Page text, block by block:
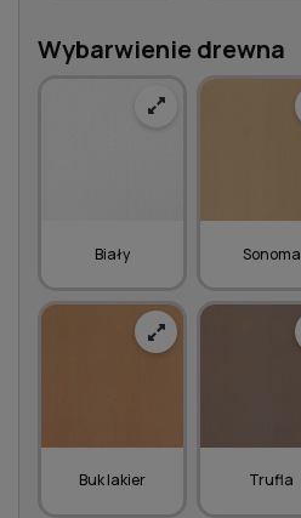
Wybarwienie drewna
Biały Sonoma
Buk lakier Trufla